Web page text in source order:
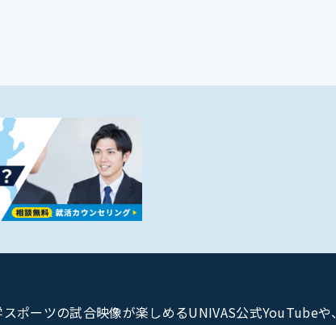
ポーツの試合映像が楽しめるUNIVAS公式YouTubeや、